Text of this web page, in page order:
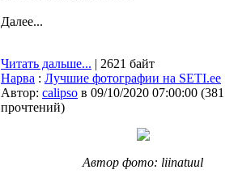
Далее...
Читать дальше... | 2621 байт
Нарва : Лучшие фотографии на SETI.ee
Автор: calipso в 09/10/2020 07:00:00 (381
прочтений)
Автор фото: liinatuul